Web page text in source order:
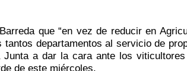
que “en vez de reducir en
tantos departamentos al servicio de
Junta a dar la cara ante los
de este miércoles.